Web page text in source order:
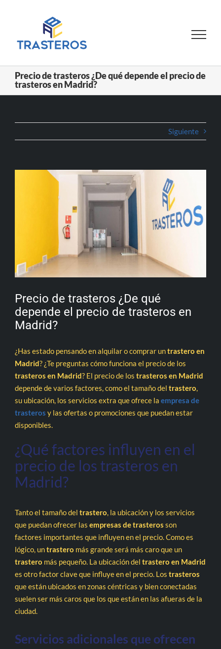
Precio de trasteros ¿De qué depende el precio de
trasteros en Madrid?
Siguiente
Precio de trasteros ¿De qué
depende el precio de trasteros en
Madrid?
¿Has estado pensando en alquilar o comprar untrastero en
Madrid? ¿Te preguntas cómo funciona el precio de los
trasteros en Madrid? El precio de los trasteros en Madrid
depende de varios factores, como el tamaño del trastero,
su ubicación, los servicios extra que ofrece la empresa de
trasteros y las ofertas o promociones que puedan estar
disponibles.
¿Qué factores influyen en el
precio de los trasteros en
Madrid?
Tanto el tamaño del trastero, la ubicación y los servicios
que puedan ofrecer las empresas de trasteros son
factores importantes que influyen en el precio. Como es
lógico, untrastero más grande será más caro que un
trastero más pequeño. La ubicación del trastero en Madrid
es otro factor clave que influye en el precio. Los trasteros
que están ubicados en zonas céntricas y bien conectadas
suelen ser más caros que los que están en las afueras de la
ciudad.
Servicios adicionales que ofrecen